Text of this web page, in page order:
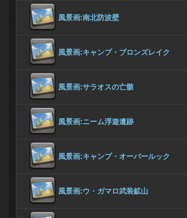
風景画:南北防波壁
風景画:キャンプ・ブロンズレイク
風景画:サラオスの亡骸
風景画:ニーム浮遊遺跡
風景画:キャンプ・オーバールック
風景画:ウ・ガマロ武装鉱山